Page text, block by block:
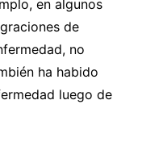
en algunos
de
no
ha habido
luego de